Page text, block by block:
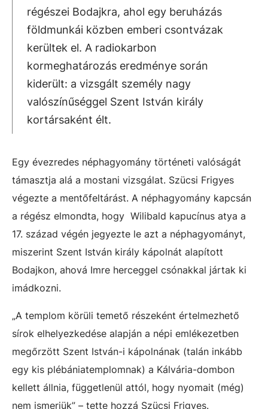
régészei Bodajkra, ahol egy beruházás
földmunkái közben emberi csontvázak
kerültek el. A radiokarbon
kormeghatározás eredménye során
kiderült: a vizsgált személy nagy
valószínűséggel Szent István király
kortársaként élt.
Egy évezredes néphagyomány történeti valóságát
támasztja alá a mostani vizsgálat. Szücsi Frigyes
végezte a mentőfeltárást. A néphagyomány kapcsán
a régész elmondta, hogy Wilibald kapucínus atya a
17. század végén jegyezte le azt a néphagyományt,
miszerint Szent István király kápolnát alapított
Bodajkon, ahová Imre herceggel csónakkal jártak ki
imádkozni.
„A templom körüli temető részeként értelmezhető
sírok elhelyezkedése alapján a népi emlékezetben
megőrzött Szent István-i kápolnának (talán inkább
egy kis plébániatemplomnak) a Kálvária-dombon
kellett állnia, függetlenül attól, hogy nyomait (még)
nem ismerjük” – tette hozzá Szücsi Frigyes.